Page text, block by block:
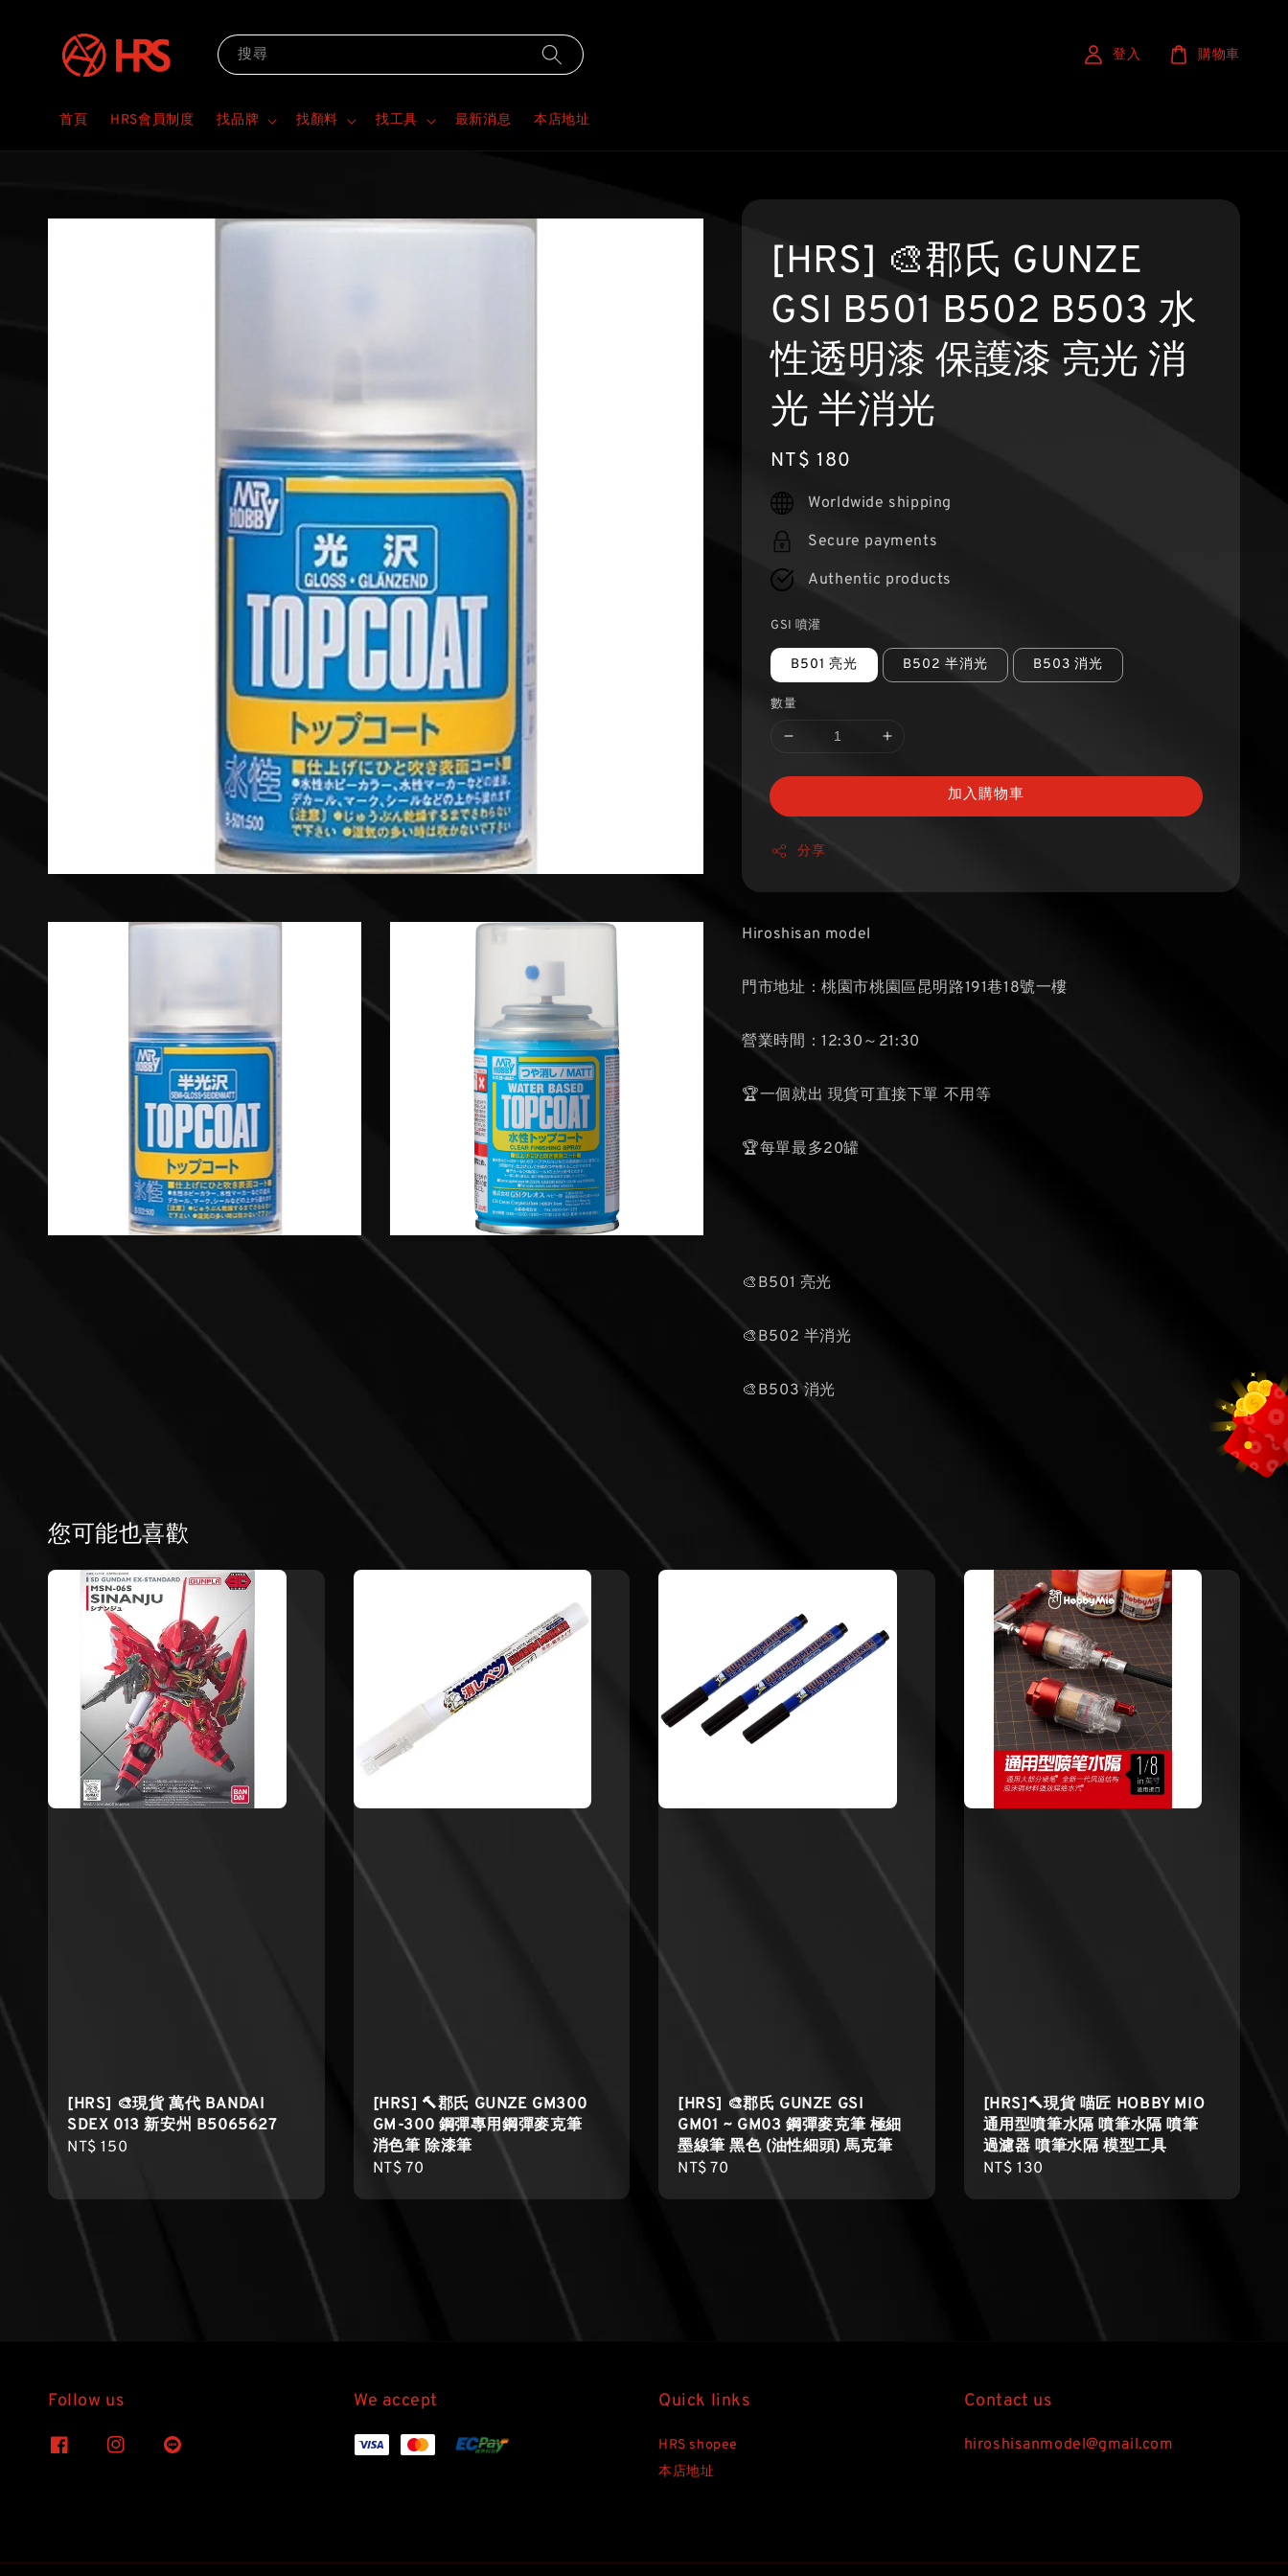
搜尋
首頁 HRS會員制度 找品牌 找顏料 找工具 最新消息 本店地址
登入 購物車
[HRS] 🎨郡氏 GUNZE
GSI B501 B502 B503 水
性透明漆 保護漆 亮光 消
光 半消光
Regular
price
NT$ 180
Worldwide shipping
Secure payments
Authentic products
GSI 噴灌
B501 亮光 B502 半消光 B503 消光
數量
加入購物車
分享
Hiroshisan model
門市地址：桃園市桃園區昆明路191巷18號一樓
營業時間：12:30～21:30
🏆一個就出 現貨可直接下單 不用等
🏆每單最多20罐
🎨B501 亮光
🎨B502 半消光
🎨B503 消光
您可能也喜歡
[HRS] 🎨現貨 萬代 BANDAI
SDEX 013 新安州 B5065627
Regular
NT$ 150
[HRS] 🔨郡氏 GUNZE GM300
GM-300 鋼彈專用鋼彈麥克筆
消色筆 除漆筆
Regular
NT$ 70
[HRS] 🎨郡氏 GUNZE GSI
GM01 ~ GM03 鋼彈麥克筆 極細
墨線筆 黑色 (油性細頭) 馬克筆
Regular
NT$ 70
[HRS]🔨現貨 喵匠 HOBBY MIO
通用型噴筆水隔 噴筆水隔 噴筆
過濾器 噴筆水隔 模型工具
Regular
NT$ 130
Follow us We accept Quick links
HRS shopee
本店地址
Contact us
hiroshisanmodel@gmail.com